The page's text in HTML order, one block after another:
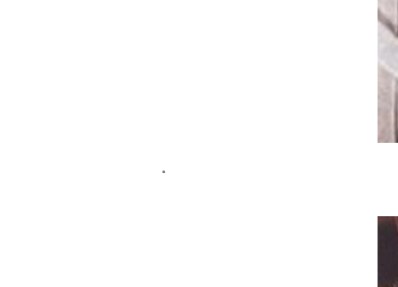
.